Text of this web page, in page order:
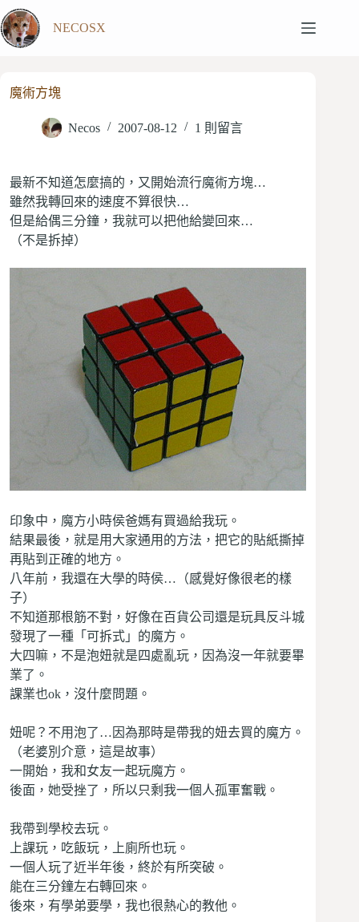
跳
至
主
內
NECOSX
魔術方塊
Necos 2007-08-12 1 則留言
最新不知道怎麼搞的，又開始流行魔術方塊…
雖然我轉回來的速度不算很快…
但是給偶三分鐘，我就可以把他給變回來…
（不是拆掉）
印象中，魔方小時侯爸媽有買過給我玩。
結果最後，就是用大家通用的方法，把它的貼紙撕掉
再貼到正確的地方。
八年前，我還在大學的時侯…（感覺好像很老的樣
子）
不知道那根筋不對，好像在百貨公司還是玩具反斗城
發現了一種「可拆式」的魔方。
大四嘛，不是泡妞就是四處亂玩，因為沒一年就要畢
業了。
課業也ok，沒什麼問題。
妞呢？不用泡了…因為那時是帶我的妞去買的魔方。
（老婆別介意，這是故事）
一開始，我和女友一起玩魔方。
後面，她受挫了，所以只剩我一個人孤軍奮戰。
我帶到學校去玩。
上課玩，吃飯玩，上廁所也玩。
一個人玩了近半年後，終於有所突破。
能在三分鐘左右轉回來。
後來，有學弟要學，我也很熱心的教他。